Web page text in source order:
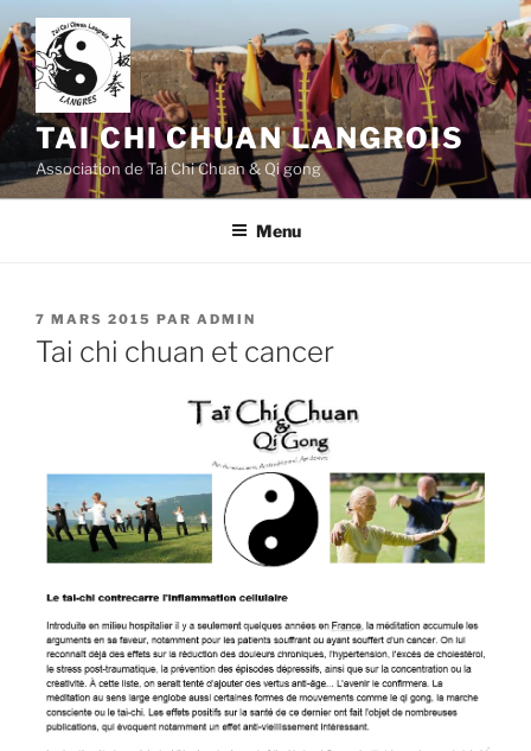
Aller
au
contenu
principal
TAI CHI CHUAN LANGROIS
Association de Tai Chi Chuan & Qi gong
Menu
PUBLIÉ
LE
7 MARS 2015 PAR ADMIN
Tai chi chuan et cancer